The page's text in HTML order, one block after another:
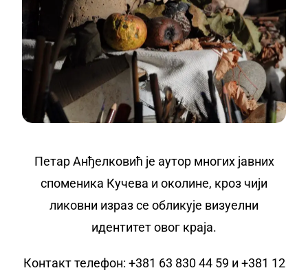
Петар Анђелковић је аутор многих јавних
споменика Кучева и околине, кроз чији
ликовни израз се обликује визуелни
идентитет овог краја.
Контакт телефон: +381 63 830 44 59 и +381 12